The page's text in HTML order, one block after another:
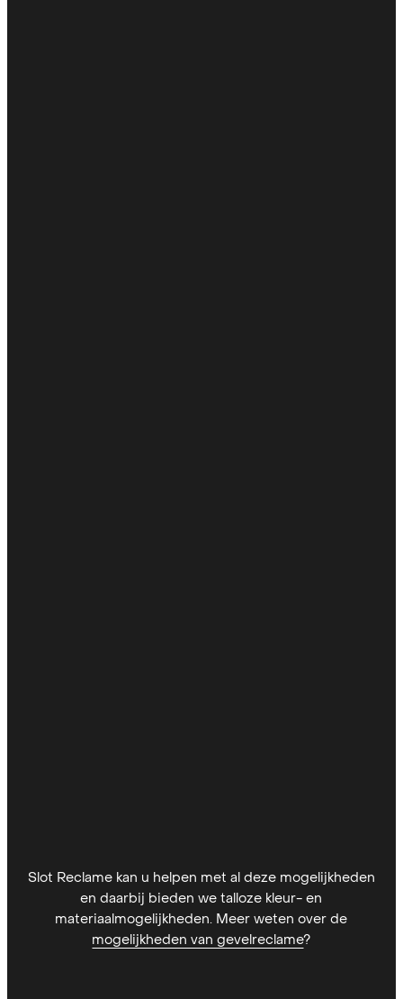
Slot Reclame kan u helpen met al deze mogelijkheden
en daarbij bieden we talloze kleur- en
materiaalmogelijkheden. Meer weten over de
mogelijkheden van gevelreclame?